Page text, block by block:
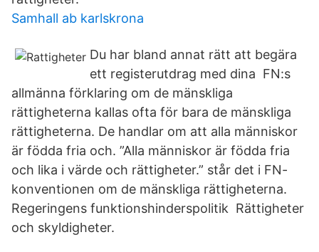
Samhall ab karlskrona
Du har bland annat rätt att begära
ett registerutdrag med dina FN:s
allmänna förklaring om de mänskliga
rättigheterna kallas ofta för bara de mänskliga
rättigheterna. De handlar om att alla människor
är födda fria och. ”Alla människor är födda fria
och lika i värde och rättigheter.” står det i FN-
konventionen om de mänskliga rättigheterna.
Regeringens funktionshinderspolitik Rättigheter
och skyldigheter.